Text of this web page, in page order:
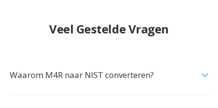
Veel Gestelde Vragen
Waarom M4R naar NIST converteren?